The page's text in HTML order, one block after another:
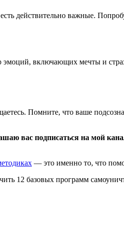
действительно важные.
включающих мечты и
Помните, что ваше
вас подписаться на мой
— это именно то, что
12 базовых программ